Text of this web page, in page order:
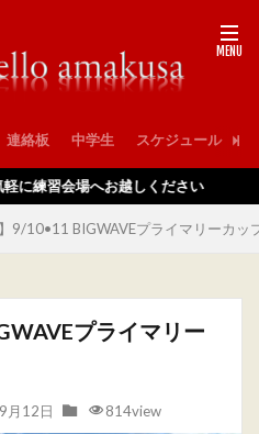
連絡板 中学生 スケジュール
会場へお越しください
】9/10•11 BIGWAVEプライマリーカッ
プライマリー
月12日 814view